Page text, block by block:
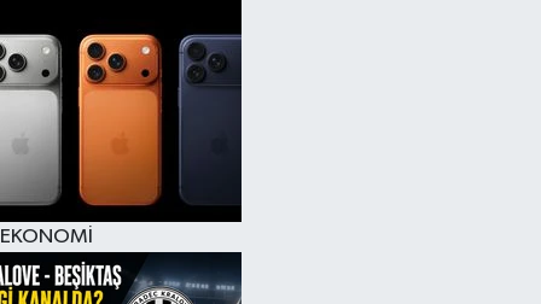
EKONOMİ